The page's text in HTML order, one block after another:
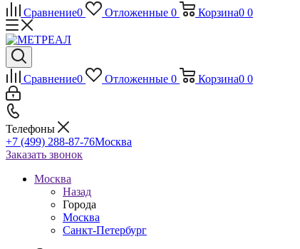
Сравнение0 Отложенные 0 Корзина0 0
Сравнение0 Отложенные 0 Корзина0 0
Телефоны
+7 (499) 288-87-76Москва
Заказать звонок
Москва
Назад
Города
Москва
Санкт-Петербург